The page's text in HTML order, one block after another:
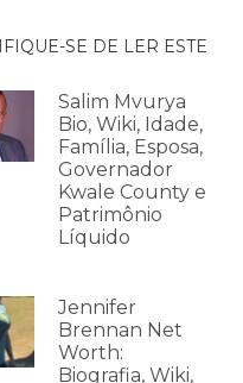
SE DE LER ESTE
Salim Mvurya
Bio, Wiki, Idade,
Família, Esposa,
Governador
Kwale County e
Patrimônio
Líquido
Jennifer
Brennan Net
Worth:
Biografia, Wiki,